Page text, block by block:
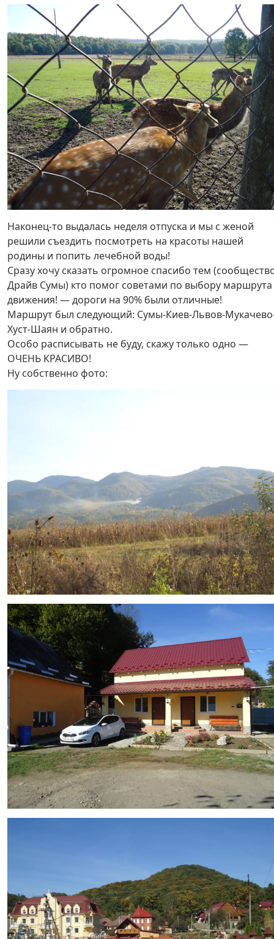
Наконец-то выдалась неделя отпуска и мы с женой
решили съездить посмотреть на красоты нашей
родины и попить лечебной воды!
Сразу хочу сказать огромное спасибо тем
Драйв Сумы) кто помог советами по выбору маршрута
движения! — дороги на 90% были отличные!
Маршрут был следующий: Сумы-Киев-Львов-
Хуст-Шаян и обратно.
Особо расписывать не буду, скажу только одно —
ОЧЕНЬ КРАСИВО!
Ну собственно фото: